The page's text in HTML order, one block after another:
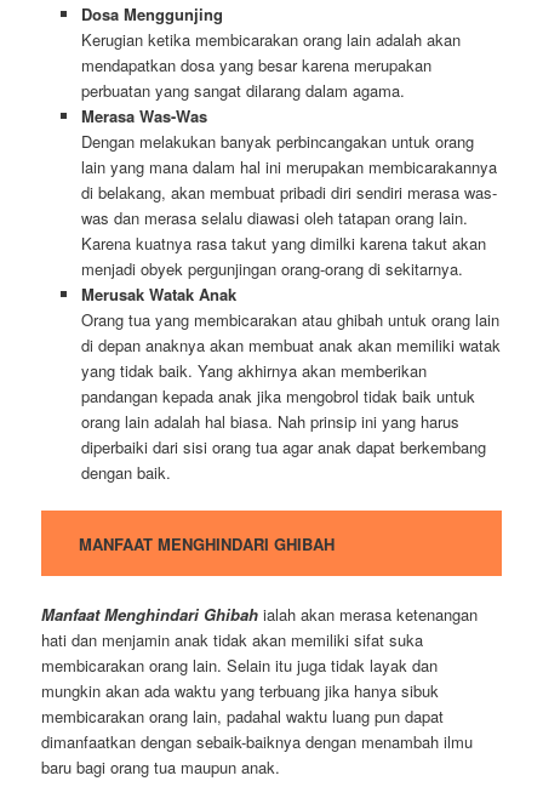
Dosa Menggunjing
Kerugian ketika membicarakan orang lain adalah akan
mendapatkan dosa yang besar karena merupakan
perbuatan yang sangat dilarang dalam agama.
Merasa Was-Was
Dengan melakukan banyak perbincangakan untuk orang
lain yang mana dalam hal ini merupakan membicarakannya
di belakang, akan membuat pribadi diri sendiri merasa was-
was dan merasa selalu diawasi oleh tatapan orang lain.
Karena kuatnya rasa takut yang dimilki karena takut akan
menjadi obyek pergunjingan orang-orang di sekitarnya.
Merusak Watak Anak
Orang tua yang membicarakan atau ghibah untuk orang lain
di depan anaknya akan membuat anak akan memiliki watak
yang tidak baik. Yang akhirnya akan memberikan
pandangan kepada anak jika mengobrol tidak baik untuk
orang lain adalah hal biasa. Nah prinsip ini yang harus
diperbaiki dari sisi orang tua agar anak dapat berkembang
dengan baik.
MANFAAT MENGHINDARI GHIBAH
Manfaat Menghindari Ghibah ialah akan merasa ketenangan
hati dan menjamin anak tidak akan memiliki sifat suka
membicarakan orang lain. Selain itu juga tidak layak dan
mungkin akan ada waktu yang terbuang jika hanya sibuk
membicarakan orang lain, padahal waktu luang pun dapat
dimanfaatkan dengan sebaik-baiknya dengan menambah ilmu
baru bagi orang tua maupun anak.